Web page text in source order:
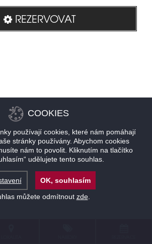
REZERVOVAT
COOKIES
používají cookies, které nám pomáhají
stránky používány. Abychom cookies
nám to povolit. Kliknutím na tlačítko
udělujete tento souhlas.
OK, souhlasím
můžete odmítnout zde.